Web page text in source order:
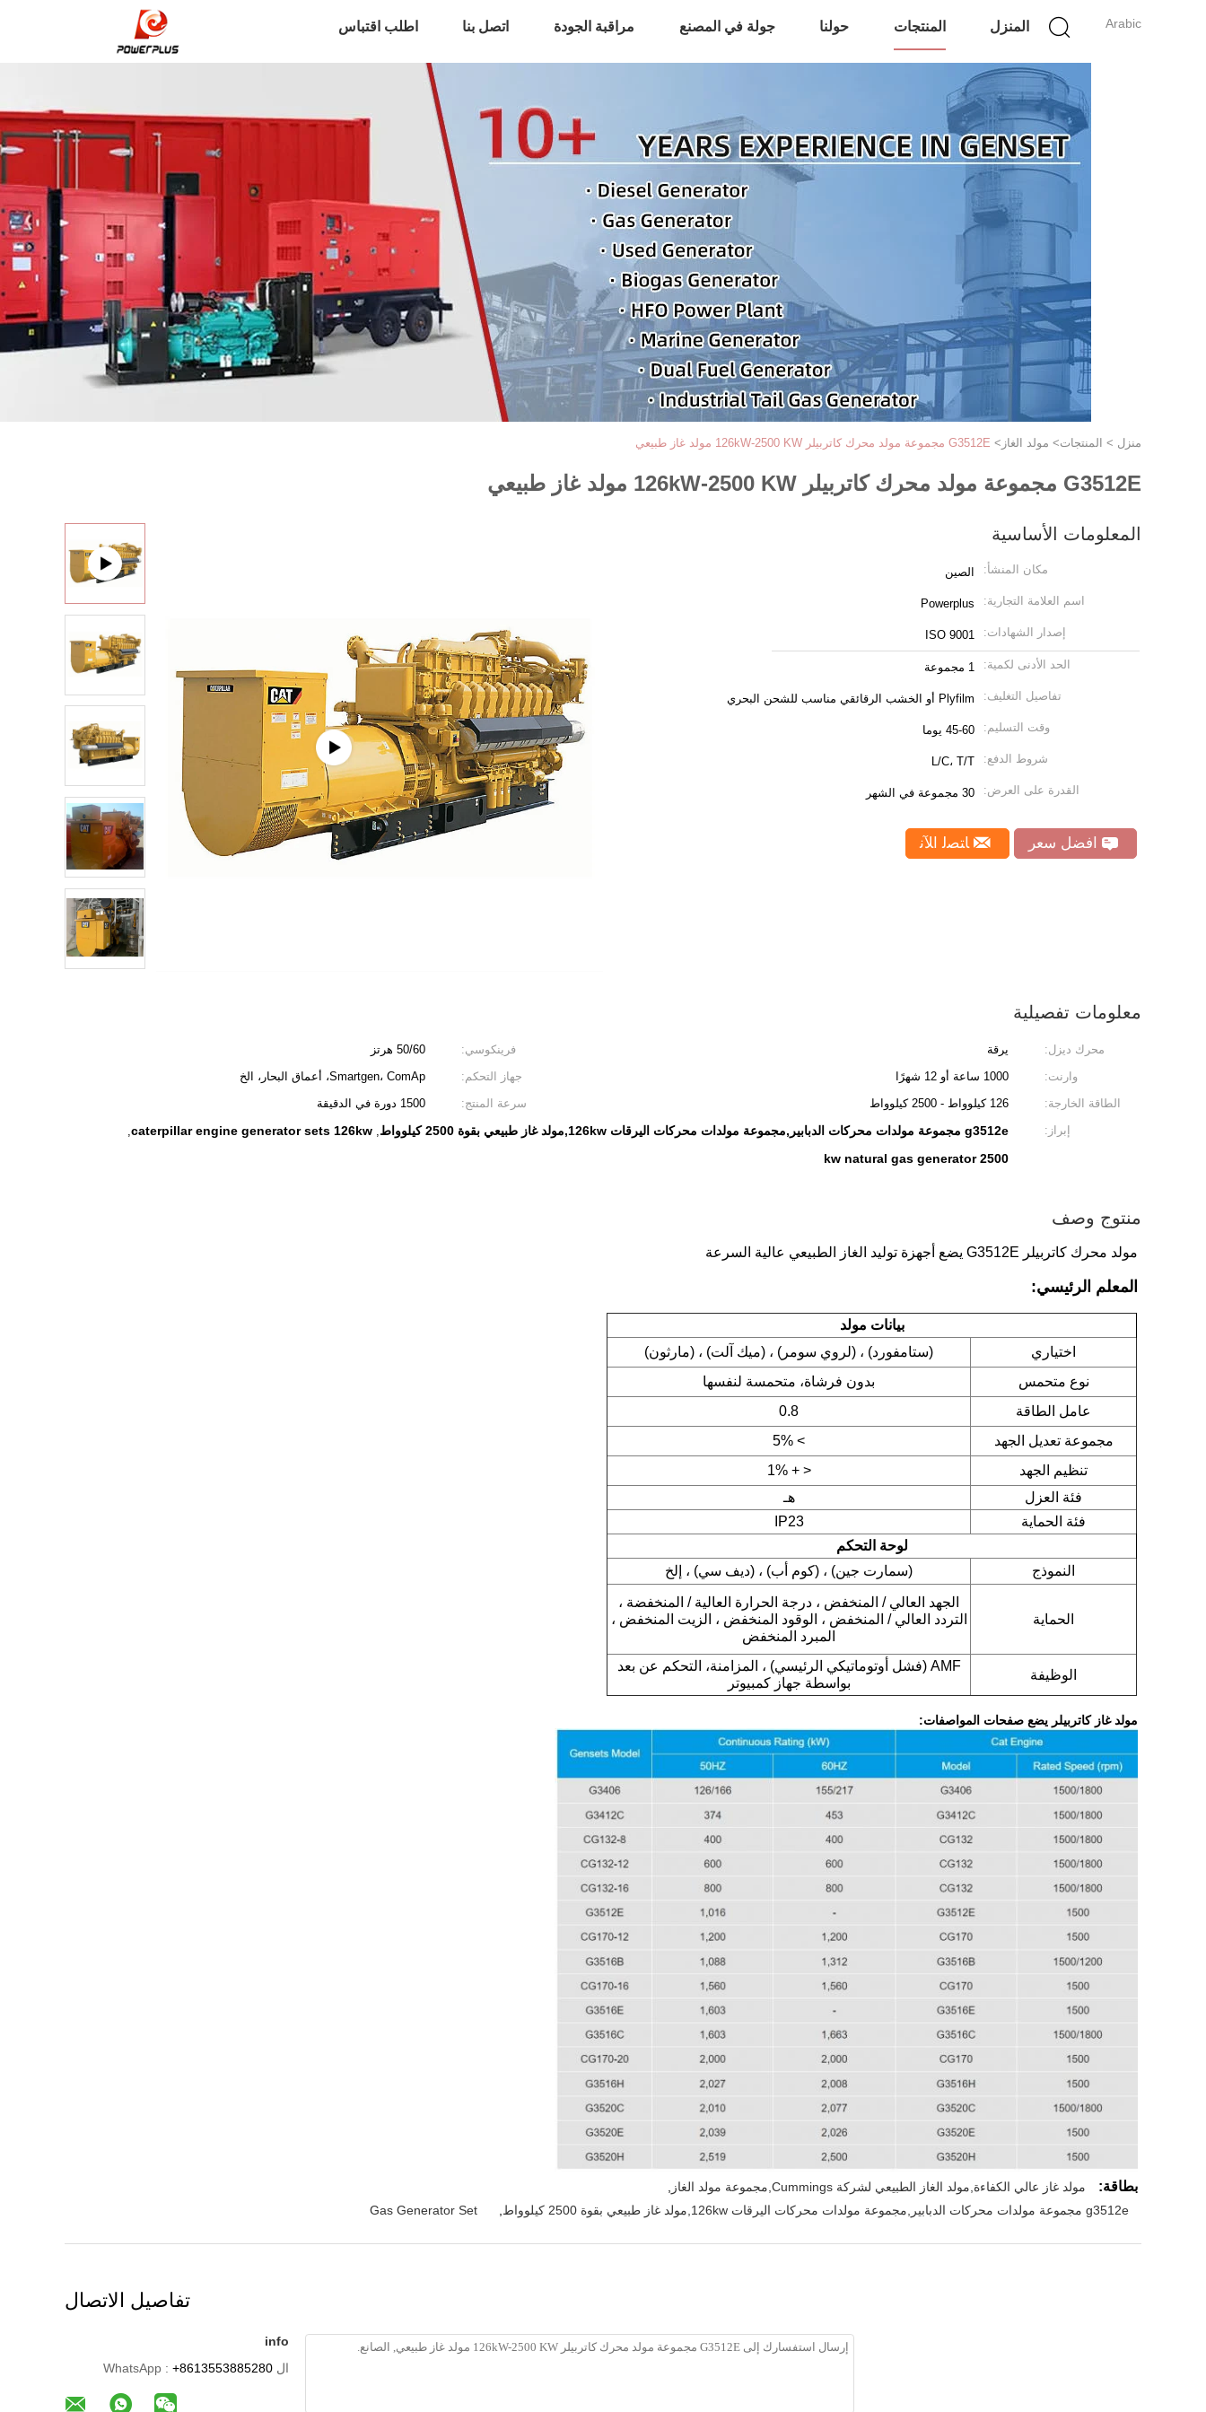
Arabic المنزل المنتجات حولنا جولة في المصنع مراقبة الجودة اتصل بنا اطلب اقتباس
منزل > المنتجات> مولد الغاز > G3512E مجموعة مولد محرك كاتربيلر 126kW-2500 KW مولد غاز طبيعي
G3512E مجموعة مولد محرك كاتربيلر 126kW-2500 KW مولد غاز طبيعي
المعلومات الأساسية
مكان المنشأ: الصين
اسم العلامة التجارية: Powerplus
إصدار الشهادات: ISO 9001
الحد الأدنى لكمية: 1 مجموعة
تفاصيل التغليف: Plyfilm أو الخشب الرقائقي مناسب للشحن البحري
وقت التسليم: 45-60 يوما
شروط الدفع: L/C، T/T
القدرة على العرض: 30 مجموعة في الشهر
افضل سعر ﺎﺘﺼﻟ ﺍﻶﻧ
معلومات تفصيلية
محرك ديزل: يرقة فرينكوسي:
50/60 هرتز
وارنت:
1000 ساعة أو 12 شهرًا جهاز التحكم:
Smartgen، ComAp، أعماق البحار، الخ
الطاقة الخارجة:
126 كيلوواط - 2500 كيلوواط سرعة المنتج:
1500 دورة في الدقيقة
إبراز:
g3512e مجموعة مولدات محركات الدبابير,مجموعة مولدات محركات اليرقات 126kw,مولد غاز طبيعي بقوة 2500 كيلوواط ,
caterpillar engine generator sets 126kw
,
2500 kw natural gas generator
منتوج وصف
مولد محرك كاتربيلر G3512E يضع أجهزة توليد الغاز الطبيعي عالية السرعة
المعلم الرئيسي:
بيانات مولد
اختياري
(ستامفورد) ، (لروي سومر) ، (ميك آلت) ، (مارثون)
نوع متحمس
بدون فرشاة، متحمسة لنفسها
عامل الطاقة
0.8
مجموعة تعديل الجهد
> 5%
تنظيم الجهد
< + 1%
فئة العزل
هـ
فئة الحماية
IP23
لوحة التحكم
النموذج
(سمارت جين) ، (كوم أب) ، (ديف سي) ، إلخ
الحماية
الجهد العالي / المنخفض ، درجة الحرارة العالية / المنخفضة ،
التردد العالي / المنخفض ، الوقود المنخفض ، الزيت المنخفض ،
المبرد المنخفض
الوظيفة
AMF (فشل أوتوماتيكي الرئيسي) ، المزامنة، التحكم عن بعد
بواسطة جهاز كمبيوتر
مولد غاز كاتربيلر يضع صفحات المواصفات:
بطاقة: مولد غاز عالي الكفاءة,مولد الغاز الطبيعي لشركة Cummings,مجموعة مولد الغاز
g3512e مجموعة مولدات محركات الدبابير,مجموعة مولدات محركات اليرقات 126kw,مولد غاز طبيعي بقوة 2500 كيلوواط
Gas Generator Set
تفاصيل الاتصال
info
ال WhatsApp : +8613553885280